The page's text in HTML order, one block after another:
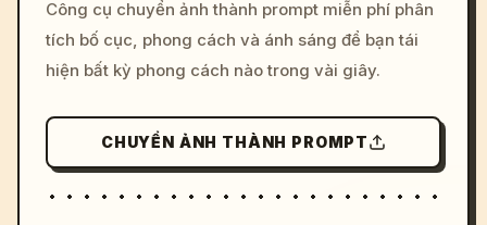
colors, 8k --v 6.0
Công cụ chuyển ảnh thành prompt miễn phí phân
tích bố cục, phong cách và ánh sáng để bạn tái
hiện bất kỳ phong cách nào trong vài giây.
CHUYỂN ẢNH THÀNH PROMPT